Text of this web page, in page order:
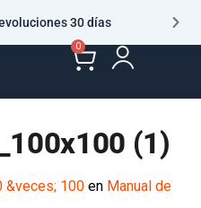
30 días
0
(1)
&veces; 100 en Manual de